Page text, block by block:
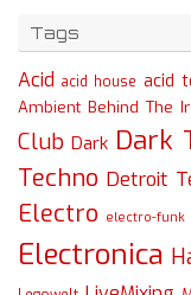
Tags
Acid acid house acid
Ambient Behind The
Club Dark Dark
Techno Detroit
Electro electro-funk
Electronica